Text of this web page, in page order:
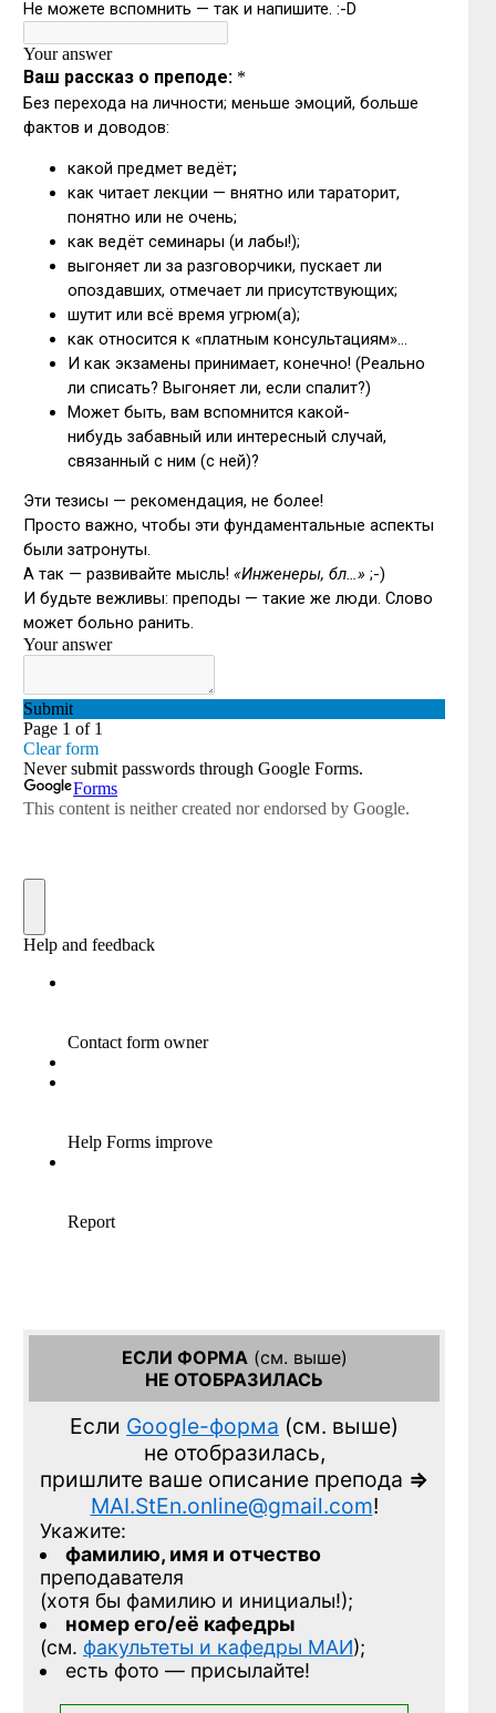
ЕСЛИ ФОРМА(см. выше)
НЕ ОТОБРАЗИЛАСЬ
Если Google-форма (см. выше)
не отобразилась,
пришлите ваше описание препода =>
MAI.StEn.online@gmail.com!
Укажите:
фамилию, имя и отчество
преподавателя
(хотя бы фамилию и инициалы!);
номер его/её кафедры
(см. факультеты и кафедры МАИ);
есть фото — присылайте!